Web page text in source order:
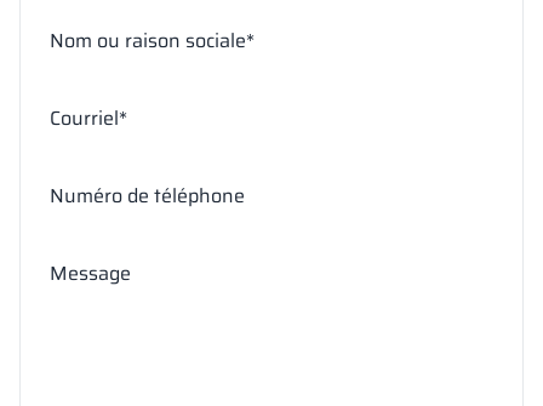
Nom ou raison sociale*
Courriel*
Numéro de téléphone
Message